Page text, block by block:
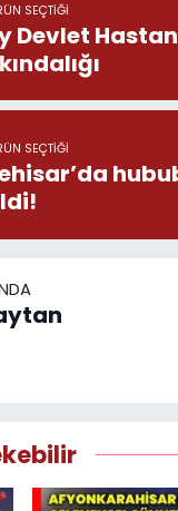
SEÇTIĞI
Devlet
SEÇTIĞI